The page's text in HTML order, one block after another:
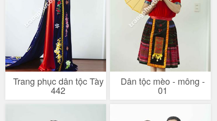
Trang phục dân tộc Tày
442
Dân tộc mèo - mông -
01